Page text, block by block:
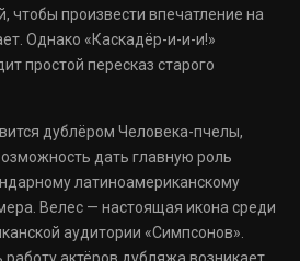
чтобы произвести впечатление на
Однако «Каскадёр-и-и-и!»
простой пересказ старого
дублёром Человека-пчелы,
дать главную роль
латиноамериканскому
Велес — настоящая икона среди
аудитории «Симпсонов».